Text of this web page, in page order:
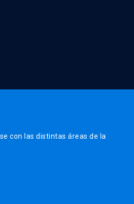
con las distintas áreas de la